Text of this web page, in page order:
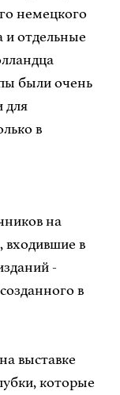
немецкого
и отдельные
были очень
для
в
на
входившие в
-
в
выставке
которые